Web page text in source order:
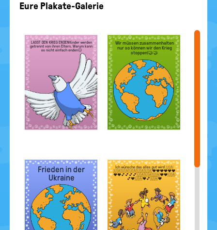
Eure Plakate-Galerie
LASST DEN KRIEG ENDENKinder werden
getrennt von ihren Eltern. Warum kann
es nicht einfach enden☹️
Wir müssen zusammenhalten
nur so können wir den Krieg
stoppen!🤝🤝
Frieden in der
Ukraine
Ich wünsche das alles gut wird 🇺🇦
🇺🇦🇺🇦🇺🇦🇺🇦🇺🇦❤️❤️❤️❤️❤️❤️
❤️❤️💕💕💕💕🇺🇦🇺🇦🇺🇦❤️❤️🇺🇦
💕❤️🇺🇦❤️💕🇺🇦❤️